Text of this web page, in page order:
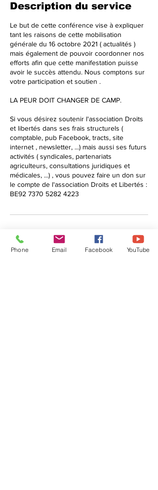
Description du service
Le but de cette conférence vise à expliquer
tant les raisons de cette mobilisation
générale du 16 octobre 2021 ( actualités )
mais également de pouvoir coordonner nos
efforts afin que cette manifestation puisse
avoir le succès attendu. Nous comptons sur
votre participation et soutien .
LA PEUR DOIT CHANGER DE CAMP.
Si vous désirez soutenir l'association Droits
et libertés dans ses frais structurels (
comptable, pub Facebook, tracts, site
internet , newsletter, ...) mais aussi ses futurs
activités ( syndicales, partenariats
agriculteurs, consultations juridiques et
médicales, ...) , vous pouvez faire un don sur
le compte de l'association Droits et Libertés :
BE92 7370 5282 4223
Coordonnées
Phone Email Facebook YouTube